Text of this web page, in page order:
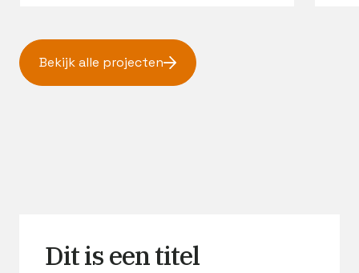
Bekijk alle projecten
Dit is een titel